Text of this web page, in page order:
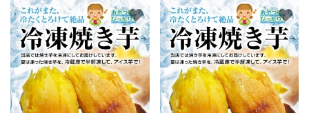
favorite favorite